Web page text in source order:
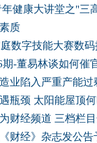
健康大讲堂之"三
质
数字技能大赛数
-董易林谈如何催
业陷入严重产能过
瓶颈 太阳能屋顶
财经频道 三档栏
财经》杂志发公告